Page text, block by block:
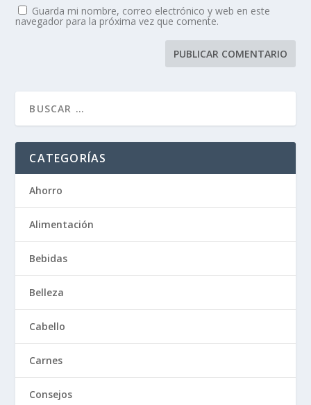
Guarda mi nombre, correo electrónico y web en este
navegador para la próxima vez que comente.
CATEGORÍAS
Ahorro
Alimentación
Bebidas
Belleza
Cabello
Carnes
Consejos